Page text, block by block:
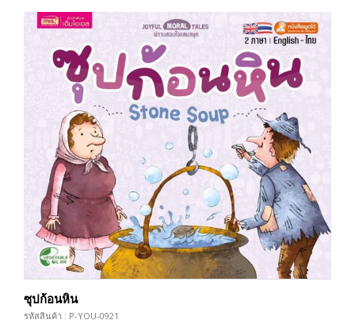
ซุปก้อนหิน
รหัสสินค้า : P-YOU-0921